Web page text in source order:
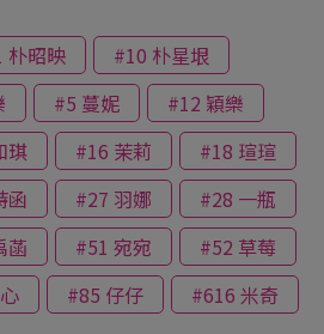
朴昭映
#10 朴星垠
#5 蔓妮
#12 穎樂
琪 #16 茉莉
#18 瑄瑄
函 #27 羽娜
#28 一瓶
菡 #51 宛宛
#52 草莓
#85 仔仔
#616 米奇